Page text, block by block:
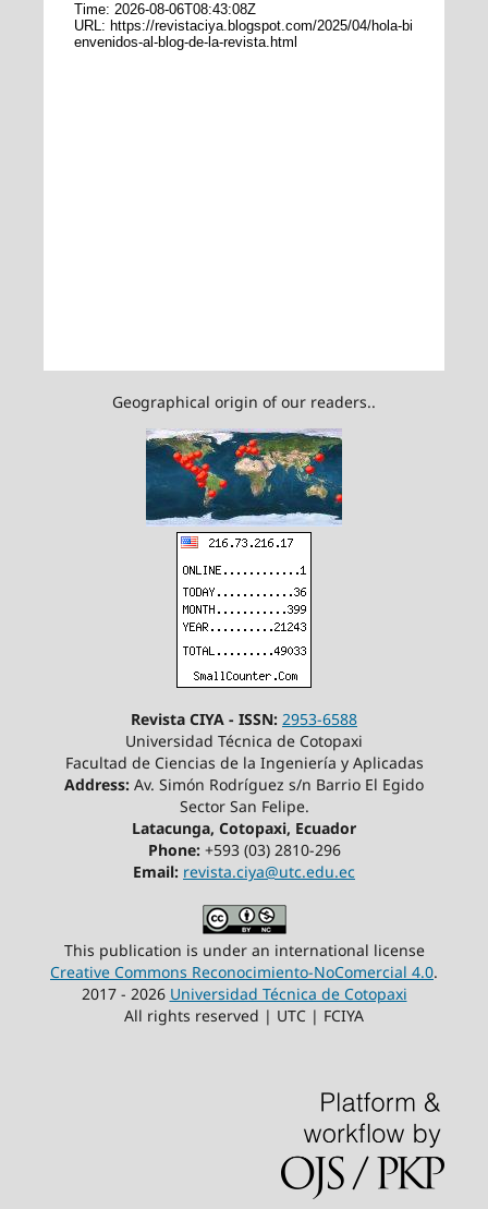
Geographical origin of our readers..
Revista CIYA - ISSN: 2953-6588
Universidad Técnica de Cotopaxi
Facultad de Ciencias de la Ingeniería y Aplicadas
Address: Av. Simón Rodríguez s/n Barrio El Egido
Sector San Felipe.
Latacunga, Cotopaxi, Ecuador
Phone: +593 (03) 2810-296
Email: revista.ciya@utc.edu.ec
This publication is under an international license
Creative Commons Reconocimiento-NoComercial 4.0.
2017 - 2026 Universidad Técnica de Cotopaxi
All rights reserved | UTC | FCIYA